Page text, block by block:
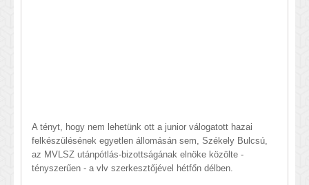
A tényt, hogy nem lehetünk ott a junior válogatott hazai
felkészülésének egyetlen állomásán sem, Székely Bulcsú,
az MVLSZ utánpótlás-bizottságának elnöke közölte -
tényszerűen - a vlv szerkesztőjével hétfőn délben.